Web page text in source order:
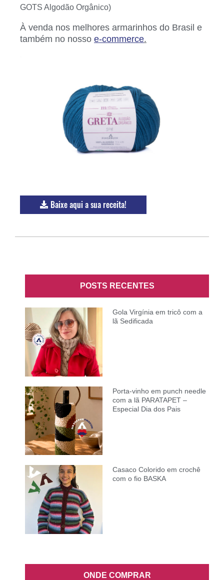
GOTS Algodão Orgânico)
À venda nos melhores armarinhos do Brasil e
também no nosso e-commerce.
Baixe aqui a sua receita!
POSTS RECENTES
Gola Virgínia em tricô com a
lã Sedificada
Porta-vinho em punch needle
com a lã PARATAPET –
Especial Dia dos Pais
Casaco Colorido em crochê
com o fio BASKA
ONDE COMPRAR